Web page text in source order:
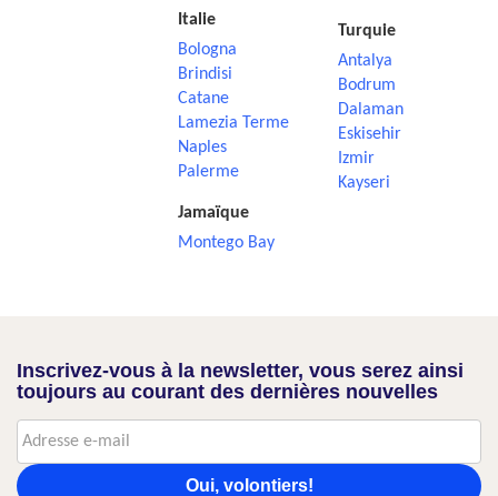
Italie
Bologna
Brindisi
Catane
Lamezia Terme
Naples
Palerme
Jamaïque
Montego Bay
Turquie
Antalya
Bodrum
Dalaman
Eskisehir
Izmir
Kayseri
Inscrivez-vous à la newsletter, vous serez ainsi
toujours au courant des dernières nouvelles
Oui, volontiers!